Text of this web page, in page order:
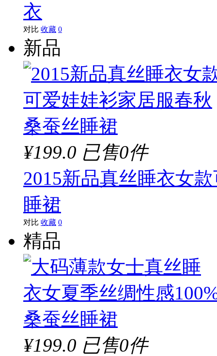
衣
对比 收藏 0
新品
¥199.0 已售0件
2015新品真丝睡衣女
睡裙
对比 收藏 0
精品
¥199.0 已售0件